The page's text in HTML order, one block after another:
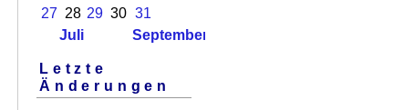
27 28 29 30 31
Juli
September
Letzte
Änderungen